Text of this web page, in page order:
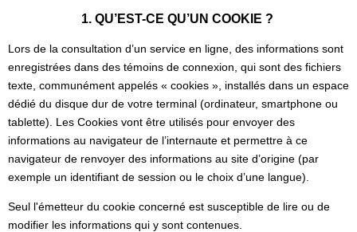
1. QU’EST-CE QU’UN COOKIE ?
Lors de la consultation d’un service en ligne, des informations sont
enregistrées dans des témoins de connexion, qui sont des fichiers
texte, communément appelés « cookies », installés dans un espace
dédié du disque dur de votre terminal (ordinateur, smartphone ou
tablette). Les Cookies vont être utilisés pour envoyer des
informations au navigateur de l’internaute et permettre à ce
navigateur de renvoyer des informations au site d’origine (par
exemple un identifiant de session ou le choix d’une langue).
Seul l'émetteur du cookie concerné est susceptible de lire ou de
modifier les informations qui y sont contenues.